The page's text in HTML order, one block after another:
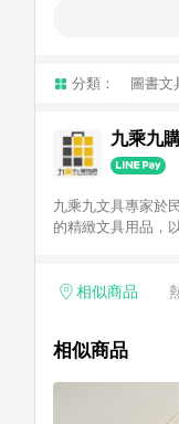
分類： 圖書文
九乘九
九乘九文具專家於
的精緻文具用品，
商出貨後 30 天前
相似商品
相似商品